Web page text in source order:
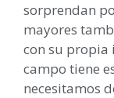
sorprendan
mayores
con su propia
campo tiene
necesitamos